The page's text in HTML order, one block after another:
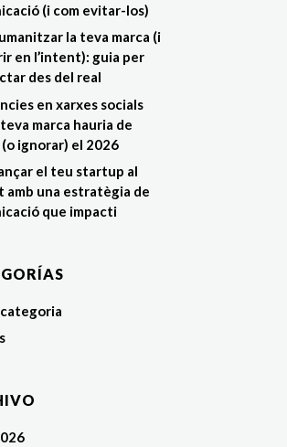
(i com evitar-los)
la teva marca (i
en l’intent): guia per
des del real
en xarxes socials
marca hauria de
ignorar) el 2026
el teu startup al
amb una estratègia de
que impacti